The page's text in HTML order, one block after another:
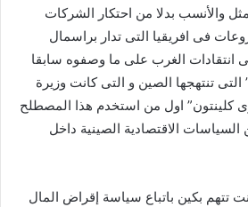
والأنسب بدلا من احتكار الشركات
فى افريقيا التى تدار براسمال
الغرب على ما وصفوه سابقا
تنتهجها الصين و التى كانت وزيرة
كلينتون” اول من استخدم هذا المصطلح
السياسات الاقتصادية الصينية داخل
تتهم بكين باتباع سياسة إقراض المال